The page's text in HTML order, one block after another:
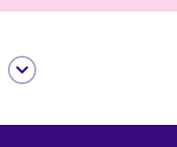
om contact te